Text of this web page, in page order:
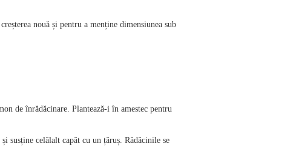
nouă și pentru a menține dimensiunea sub
de înrădăcinare. Plantează-i în amestec pentru
susține celălalt capăt cu un țăruș. Rădăcinile se